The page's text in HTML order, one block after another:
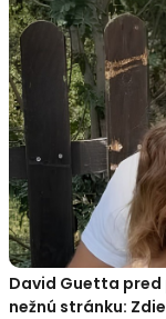
David Guetta pred
nežnú stránku: